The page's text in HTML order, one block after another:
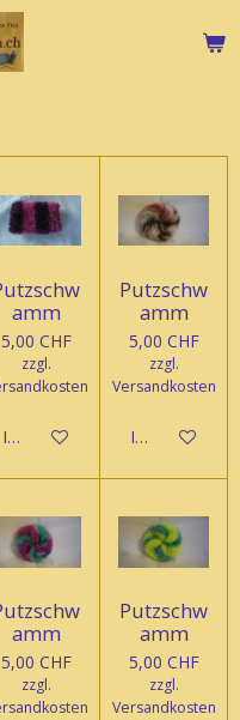
amm
5,00 CHF
zzgl.
In den Warenkorb
Putzschw
amm
5,00 CHF
zzgl.
Versandkosten
In den
amm
5,00 CHF
zzgl.
Putzschw
amm
5,00 CHF
zzgl.
Versandkosten